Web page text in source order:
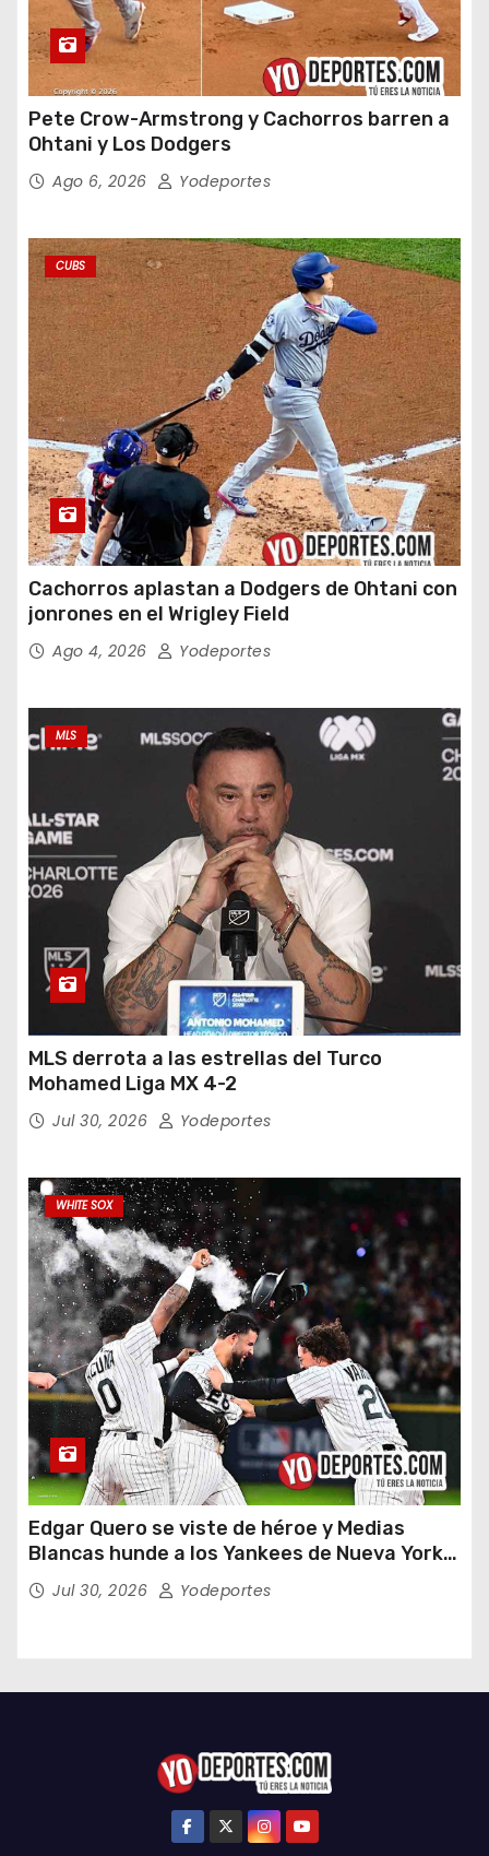
Pete Crow-Armstrong y Cachorros barren a
Ohtani y Los Dodgers
Ago 6, 2026 Yodeportes
CUBS
Cachorros aplastan a Dodgers de Ohtani con
jonrones en el Wrigley Field
Ago 4, 2026 Yodeportes
MLS
MLS derrota a las estrellas del Turco
Mohamed Liga MX 4-2
Jul 30, 2026 Yodeportes
WHITE SOX
Edgar Quero se viste de héroe y Medias
Blancas hunde a los Yankees de Nueva York
en doce entradas
Jul 30, 2026 Yodeportes